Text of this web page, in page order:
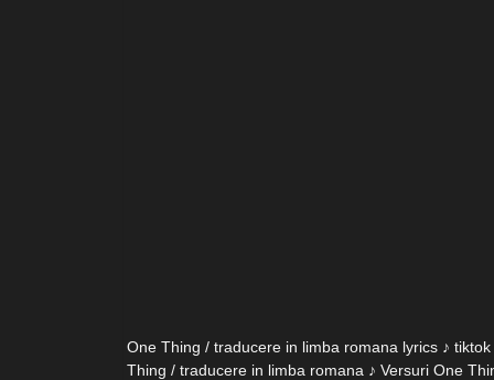
One Thing / traducere in limba romana lyrics ♪
Thing / traducere in limba romana ♪ Versuri One